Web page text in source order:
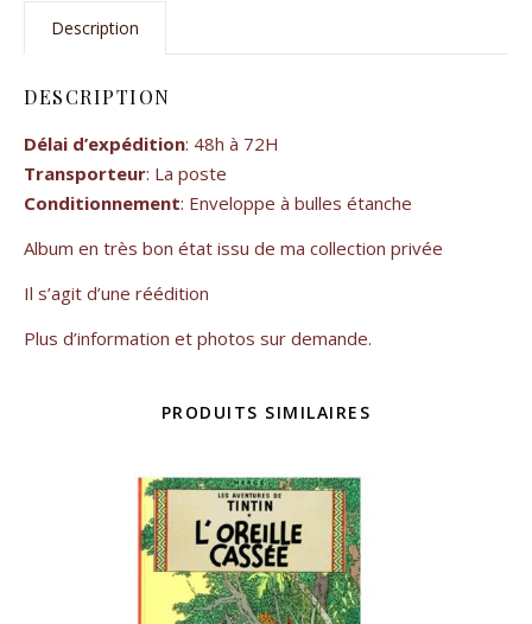
Description
DESCRIPTION
Délai d’expédition: 48h à 72H
Transporteur: La poste
Conditionnement: Enveloppe à bulles étanche
Album en très bon état issu de ma collection privée
Il s’agit d’une réédition
Plus d’information et photos sur demande.
PRODUITS SIMILAIRES